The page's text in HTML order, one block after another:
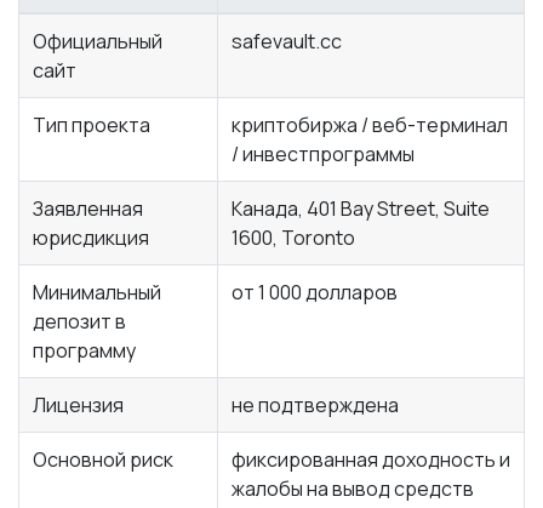
Официальный
сайт
safevault.cc
Тип проекта
криптобиржа / веб-терминал
/ инвестпрограммы
Заявленная
юрисдикция
Канада, 401 Bay Street, Suite
1600, Toronto
Минимальный
депозит в
программу
от 1 000 долларов
Лицензия не подтверждена
Основной риск
фиксированная доходность и
жалобы на вывод средств